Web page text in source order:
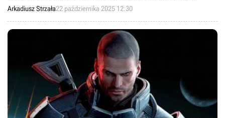
powodem do dumy dla każdego fana serii, któremu uda się go
zbudować.
Arkadiusz Strzała22 października 2025 12:30